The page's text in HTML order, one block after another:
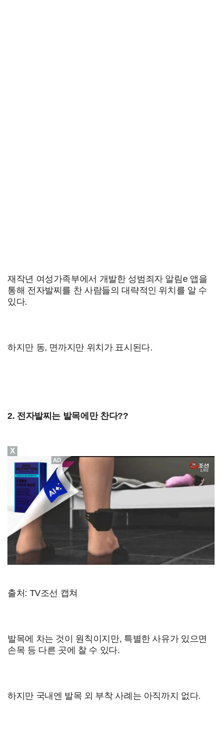
재작년 여성가족부에서 개발한 성범죄자 알림e 앱을
통해 전자발찌를 찬 사람들의 대략적인 위치를 알 수
있다.
하지만 동, 면까지만 위치가 표시된다.
2. 전자발찌는 발목에만 찬다??
출처: TV조선 캡쳐
발목에 차는 것이 원칙이지만, 특별한 사유가 있으면
손목 등 다른 곳에 찰 수 있다.
하지만 국내엔 발목 외 부착 사례는 아직까지 없다.
X